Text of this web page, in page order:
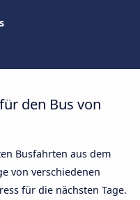
den Bus von
Busfahrten aus dem
von verschiedenen
für die nächsten Tage.